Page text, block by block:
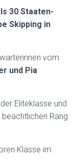
30 Staaten-
Skipping in
vom
und Pia
Eliteklasse und
Rang
Klasse im